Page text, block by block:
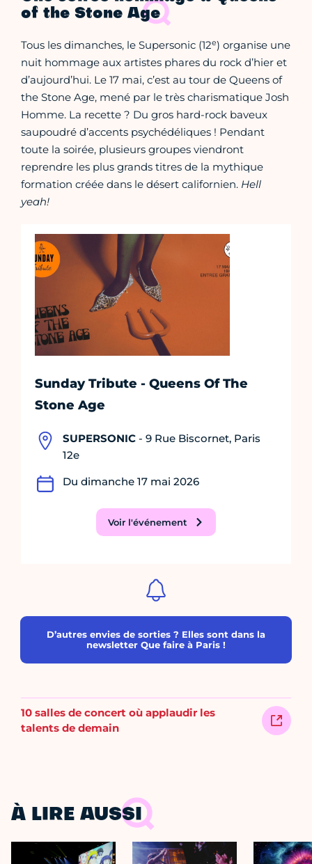
of the Stone Age
Tous les dimanches, le Supersonic (12e) organise une
nuit hommage aux artistes phares du rock d’hier et
d’aujourd’hui. Le 17 mai, c’est au tour de Queens of
the Stone Age, mené par le très charismatique Josh
Homme. La recette ? Du gros hard-rock baveux
saupoudré d’accents psychédéliques ! Pendant
toute la soirée, plusieurs groupes viendront
reprendre les plus grands titres de la mythique
formation créée dans le désert californien. Hell
yeah!
Sunday Tribute - Queens Of The
Stone Age
SUPERSONIC - 9 Rue Biscornet, Paris
12e
Du dimanche 17 mai 2026
Voir l'événement
D’autres envies de sorties ? Elles sont dans la
newsletter Que faire à Paris !
10 salles de concert où applaudir les
talents de demain
À LIRE AUSSI